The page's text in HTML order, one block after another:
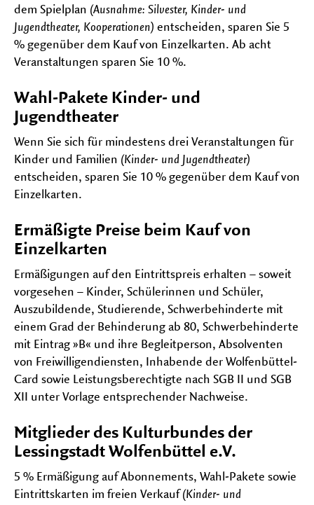
dem Spielplan (Ausnahme: Silvester, Kinder- und
Jugendtheater, Kooperationen) entscheiden, sparen Sie 5
% gegenüber dem Kauf von Einzelkarten. Ab acht
Veranstaltungen sparen Sie 10 %.
Wahl-Pakete Kinder- und
Jugendtheater
Wenn Sie sich für mindestens drei Veranstaltungen für
Kinder und Familien (Kinder- und Jugendtheater)
entscheiden, sparen Sie 10 % gegenüber dem Kauf von
Einzelkarten.
Ermäßigte Preise beim Kauf von
Einzelkarten
Ermäßigungen auf den Eintrittspreis erhalten – soweit
vorgesehen – Kinder, Schülerinnen und Schüler,
Auszubildende, Studierende, Schwerbehinderte mit
einem Grad der Behinderung ab 80, Schwerbehinderte
mit Eintrag »B« und ihre Begleitperson, Absolventen
von Freiwilligendiensten, Inhabende der Wolfenbüttel-
Card sowie Leistungsberechtigte nach SGB II und SGB
XII unter Vorlage entsprechender Nachweise.
Mitglieder des Kulturbundes der
Lessingstadt Wolfenbüttel e.V.
5 % Ermäßigung auf Abonnements, Wahl-Pakete sowie
Eintrittskarten im freien Verkauf(Kinder- und